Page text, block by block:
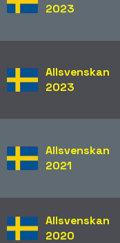
2023
Allsvenskan
2023
Allsvenskan
2021
Allsvenskan
2020